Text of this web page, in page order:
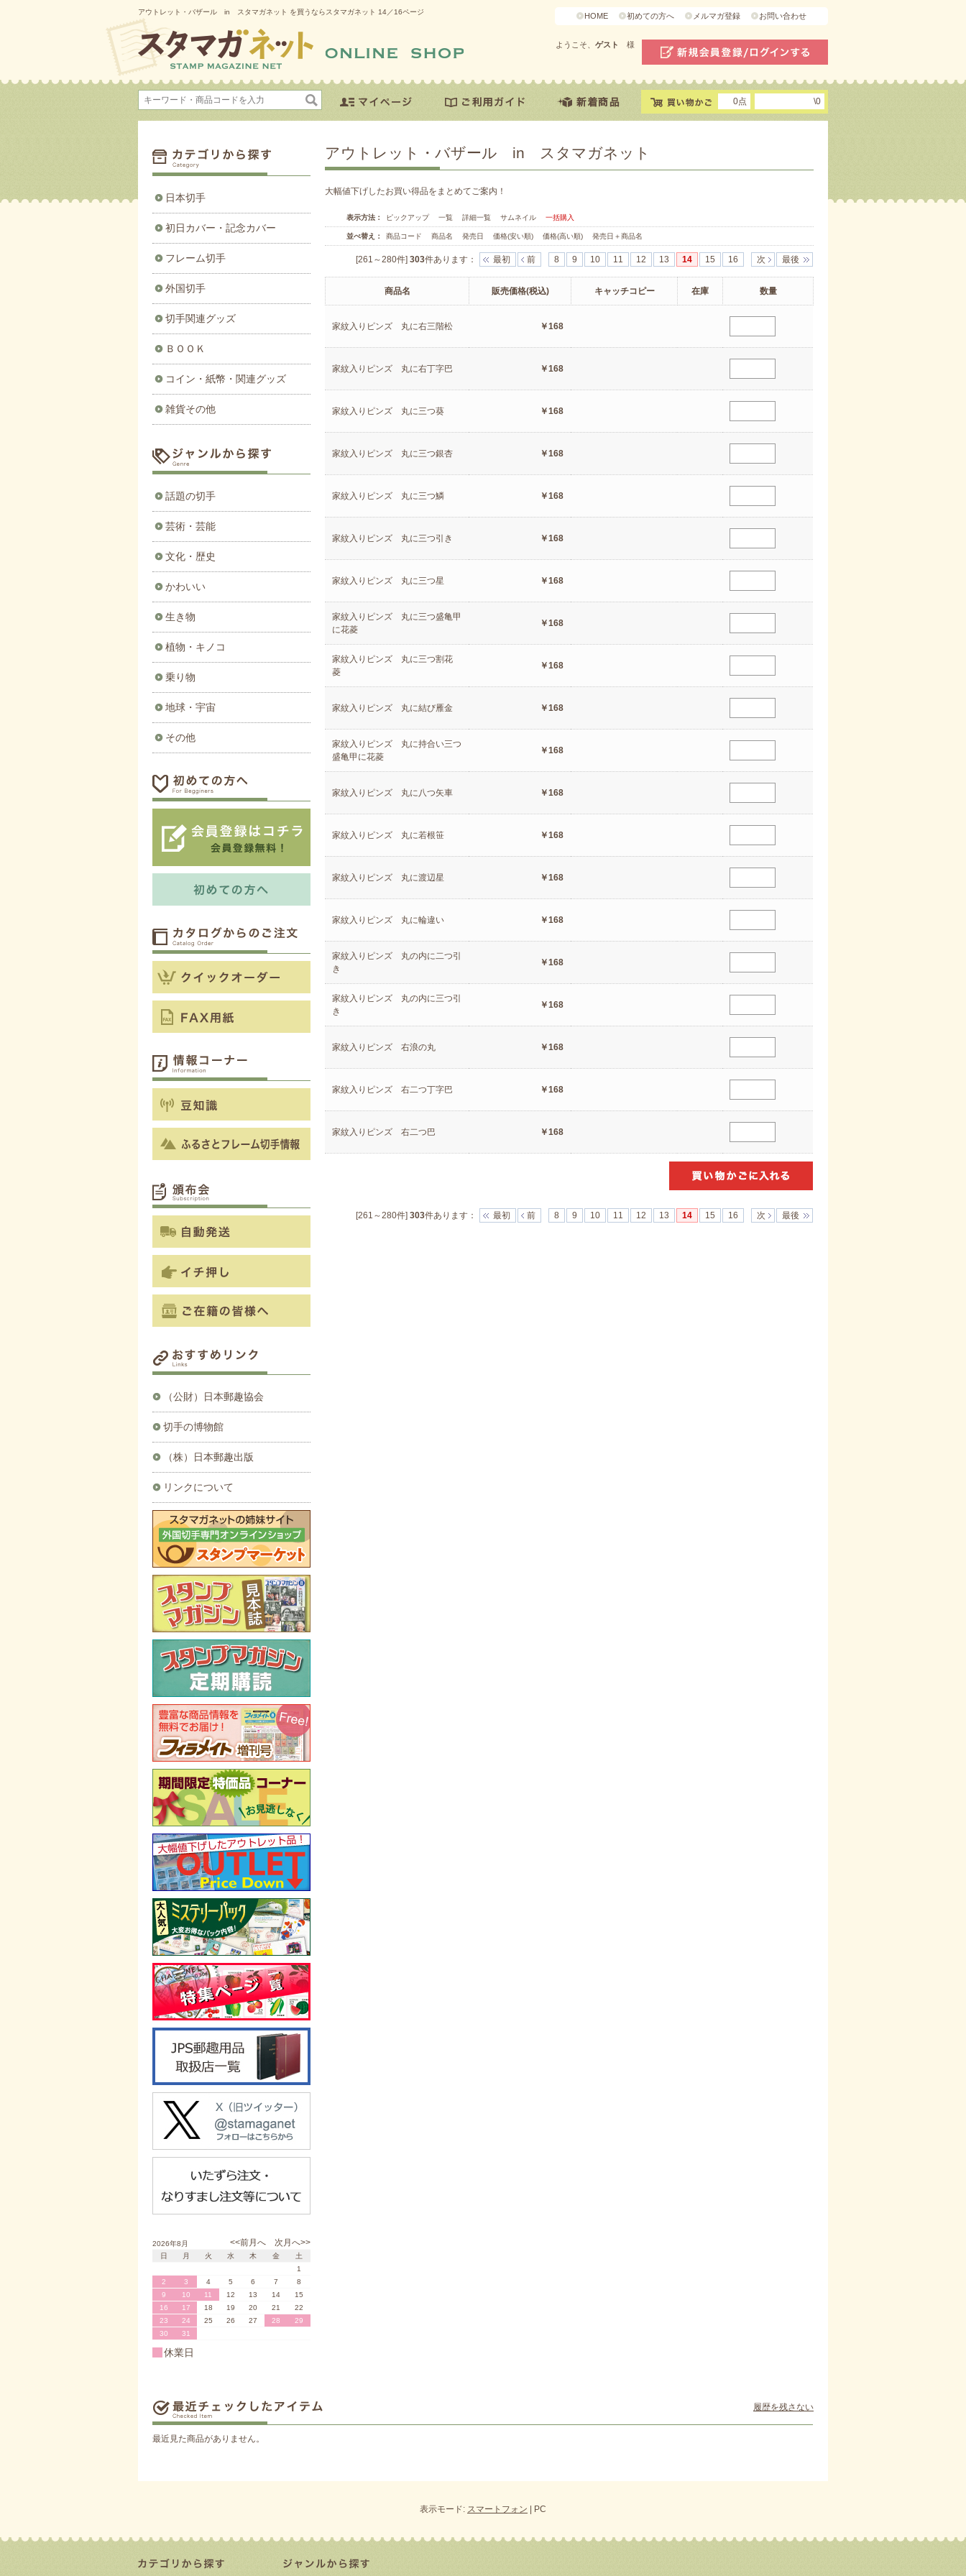
アウトレット・バザール in スタマガネット を買うならスタマガネット 14／16ページ HOME 初めての方へ メルマガ登録 お問い合わせ
ようこそ、 ゲスト 様
0点 \0
アウトレット・バザール in スタマガネット
大幅値下げしたお買い得品をまとめてご案内！
表示方法： ピックアップ 一覧 詳細一覧 サムネイル 一括購入
並べ替え： 商品コード 商品名 発売日 価格(安い順) 価格(高い順) 発売日＋商品名
[261～280件] 303件あります ： 最初 前 8 9 10 11 12 13 14 15 16 次 最後
商品名 販売価格(税込) キャッチコピー 在庫 数量
家紋入りピンズ 丸に右三階松 ￥168
家紋入りピンズ 丸に右丁字巴 ￥168
家紋入りピンズ 丸に三つ葵 ￥168
家紋入りピンズ 丸に三つ銀杏 ￥168
家紋入りピンズ 丸に三つ鱗 ￥168
家紋入りピンズ 丸に三つ引き ￥168
家紋入りピンズ 丸に三つ星 ￥168
家紋入りピンズ 丸に三つ盛亀甲
に花菱
￥168
家紋入りピンズ 丸に三つ割花
菱
￥168
家紋入りピンズ 丸に結び雁金 ￥168
家紋入りピンズ 丸に持合い三つ
盛亀甲に花菱
￥168
家紋入りピンズ 丸に八つ矢車 ￥168
家紋入りピンズ 丸に若根笹 ￥168
家紋入りピンズ 丸に渡辺星 ￥168
家紋入りピンズ 丸に輪違い ￥168
家紋入りピンズ 丸の内に二つ引
き
￥168
家紋入りピンズ 丸の内に三つ引
き
￥168
家紋入りピンズ 右浪の丸 ￥168
家紋入りピンズ 右二つ丁字巴 ￥168
家紋入りピンズ 右二つ巴 ￥168
[261～280件] 303件あります ： 最初 前 8 9 10 11 12 13 14 15 16 次 最後
日本切手
初日カバー・記念カバー
フレーム切手
外国切手
切手関連グッズ
ＢＯＯＫ
コイン・紙幣・関連グッズ
雑貨その他
話題の切手
芸術・芸能
文化・歴史
かわいい
生き物
植物・キノコ
乗り物
地球・宇宙
その他
（公財）日本郵趣協会
切手の博物館
（株）日本郵趣出版
リンクについて
<<前月へ 次月へ>>
2026年8月
日
月 火 水 木 金
土
1
2
3 4 5 6 7
8
9
10 11 12 13 14
15
16
17 18 19 20 21
22
23
24 25 26 27 28
29
30
31
休業日
最近見た商品がありません。
履歴を残さない
表示モード: スマートフォン | PC